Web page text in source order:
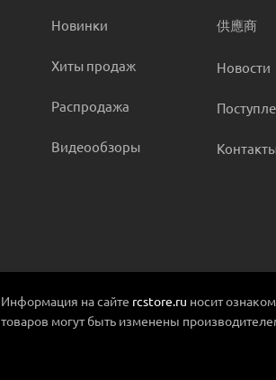
Новинки
Хиты продаж
Распродажа
Видеообзоры
供應商
Новости
Информация на сайте rcstore.ru носит
товаров могут быть изменены